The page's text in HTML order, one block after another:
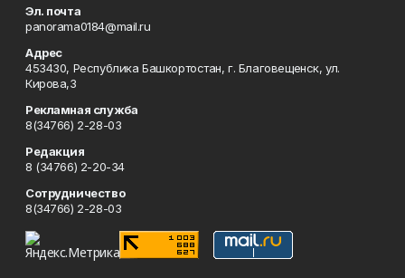
Эл. почта
panorama0184@mail.ru
Адрес
453430, Республика Башкортостан, г. Благовещенск, ул.
Кирова,3
Рекламная служба
8(34766) 2-28-03
Редакция
8 (34766) 2-20-34
Сотрудничество
8(34766) 2-28-03